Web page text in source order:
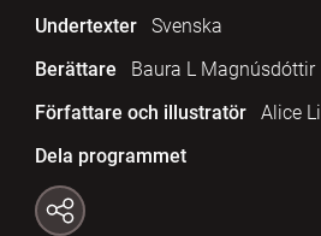
Undertexter
Svenska
Berättare
Baura L Magnúsdóttir
Författare och illustratör
Alice
Dela programmet